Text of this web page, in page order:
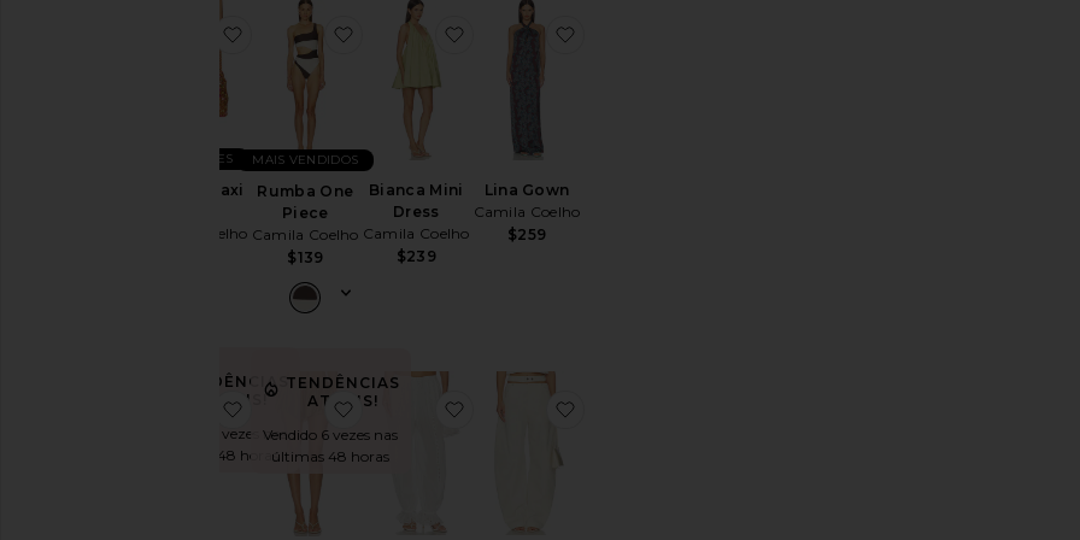
Solano Maxi
Camila Coelho
NOVIDADES
favoritoSolano Maxi Skirt
Rumba One
Piece
Camila Coelho
$139
MAIS VENDIDOS
favoritoRumba One Piece
Bianca Mini
Dress
Camila Coelho
$239
favoritoBianca Mini Dress
Lina Gown
Camila Coelho
$259
TENDÊNCIAS
ATUAIS!
Vendido 6 vezes nas
últimas 48 horas
favoritoLina Mini Dress
TENDÊNCIAS
ATUAIS!
Vendido 6 vezes nas
últimas 48 horas
favoritoIris ShortsfavoritoCarlina Pant